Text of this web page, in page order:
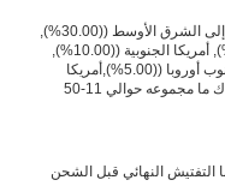
التفتيش النهائي قبل الشحن